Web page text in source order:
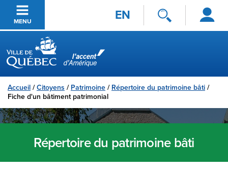
Passer au contenu principal
MENU EN
Se
connecter
Ville de Québec
Accueil /Citoyens / Patrimoine / Répertoire du patrimoine bâti /
Fiche d'un bâtiment patrimonial
Répertoire du patrimoine bâti